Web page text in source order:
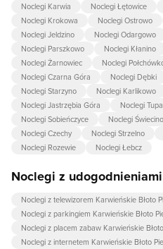
Noclegi Karwia
Noclegi Łętowice
Noclegi Krokowa
Noclegi Ostrowo
Noclegi Jeldzino
Noclegi Odargowo
Noclegi Parszkowo
Noclegi Kłanino
Noclegi Żarnowiec
Noclegi
Noclegi Czarna Góra
Noclegi Dębki
Noclegi Starzyno
Noclegi Karlikowo
Noclegi Jastrzębia Góra
Noclegi
Noclegi Sobieńczyce
Noclegi Świecino
Noclegi Czechy
Noclegi Strzelno
Noclegi Rozewie
Noclegi Łebcz
Noclegi z udogodnieniami
Noclegi z telewizorem Karwieńskie Błoto
Noclegi z parkingiem Karwieńskie Błoto
Noclegi z placem zabaw Karwieńskie
Noclegi z internetem Karwieńskie Błoto